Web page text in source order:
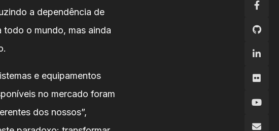
a dependência de
o mundo, mas ainda
e equipamentos
no mercado foram
dos nossos”,